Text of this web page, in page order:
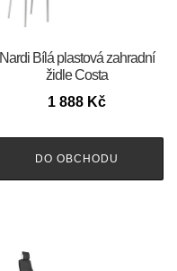
Nardi Bílá plastová zahradní
židle Costa
1 888 Kč
DO OBCHODU